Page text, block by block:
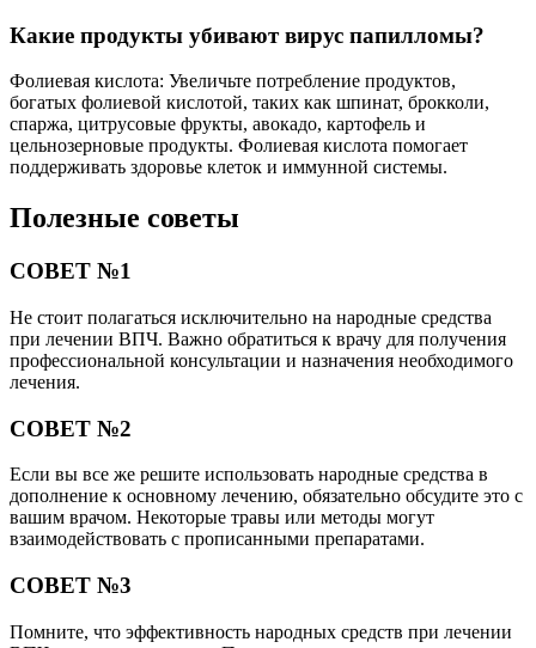
Какие продукты убивают вирус папилломы?
Фолиевая кислота: Увеличьте потребление продуктов,
богатых фолиевой кислотой, таких как шпинат, брокколи,
спаржа, цитрусовые фрукты, авокадо, картофель и
цельнозерновые продукты. Фолиевая кислота помогает
поддерживать здоровье клеток и иммунной системы.
Полезные советы
СОВЕТ №1
Не стоит полагаться исключительно на народные средства
при лечении ВПЧ. Важно обратиться к врачу для получения
профессиональной консультации и назначения необходимого
лечения.
СОВЕТ №2
Если вы все же решите использовать народные средства в
дополнение к основному лечению, обязательно обсудите это с
вашим врачом. Некоторые травы или методы могут
взаимодействовать с прописанными препаратами.
СОВЕТ №3
Помните, что эффективность народных средств при лечении